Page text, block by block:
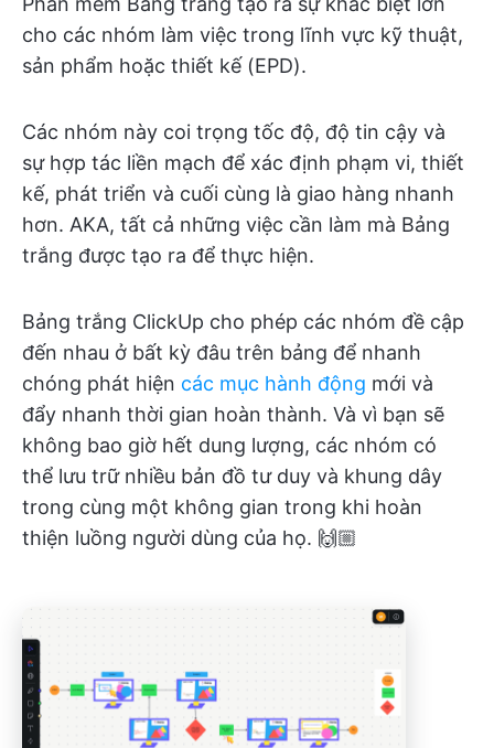
cho các nhóm làm việc trong lĩnh vực kỹ thuật,
sản phẩm hoặc thiết kế (EPD).
Các nhóm này coi trọng tốc độ, độ tin cậy và
sự hợp tác liền mạch để xác định phạm vi, thiết
kế, phát triển và cuối cùng là giao hàng nhanh
hơn. AKA, tất cả những việc cần làm mà Bảng
trắng được tạo ra để thực hiện.
Bảng trắng ClickUp cho phép các nhóm đề cập
đến nhau ở bất kỳ đâu trên bảng để nhanh
chóng phát hiện các mục hành động mới và
đẩy nhanh thời gian hoàn thành. Và vì bạn sẽ
không bao giờ hết dung lượng, các nhóm có
thể lưu trữ nhiều bản đồ tư duy và khung dây
trong cùng một không gian trong khi hoàn
thiện luồng người dùng của họ. 🙌🏼